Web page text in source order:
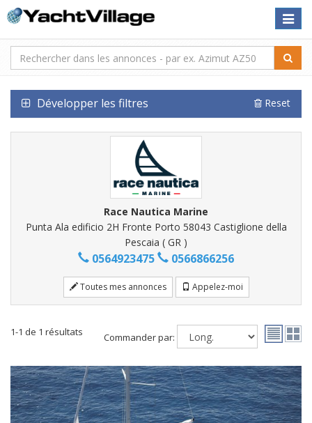
Toggle
Développer les filtres Reset
Race Nautica Marine
Punta Ala edificio 2H Fronte Porto 58043 Castiglione della
Pescaia ( GR )
0564923475 0566866256
Toutes mes annonces Appelez-moi
1-1 de 1 résultats Commander par: